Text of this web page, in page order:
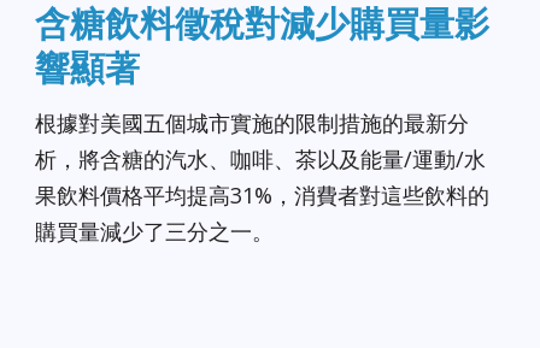
含糖飲料徵稅對減少購買量影
響顯著
根據對美國五個城市實施的限制措施的最新分
析，將含糖的汽水、咖啡、茶以及能量/運動/水
果飲料價格平均提高31%，消費者對這些飲料的
購買量減少了三分之一。